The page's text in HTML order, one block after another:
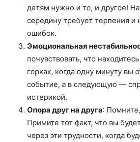
детям нужно и то, и другое!
середину требует терпения и
ошибок.
Эмоциональная
почувствовать, что
горках, когда одну минуту вы
событие, а в следующую —
истерикой.
Опора друг на друга:
Примите тот факт, что вы
через эти трудности, когда